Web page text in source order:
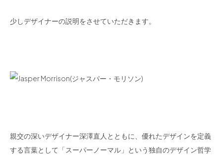
少しデザイナーの説明をさせていただきます。
親交の深いデザイナー深澤直人とともに、優れたデザインを定義
する言葉として「スーパーノーマル」という独自のデザイン哲学